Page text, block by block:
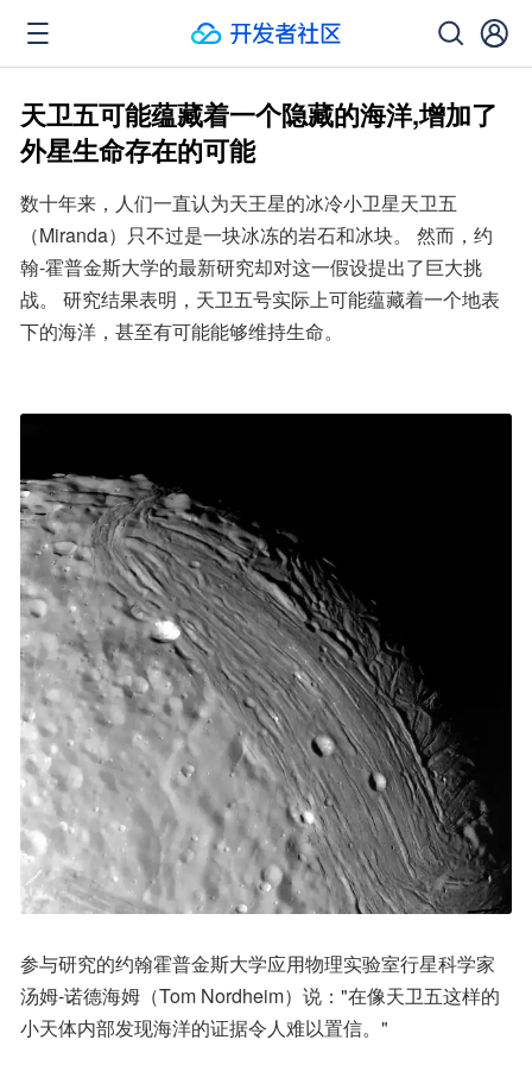
天卫五可能蕴藏着一个隐藏的海洋,增加了
外星生命存在的可能
数十年来，人们一直认为天王星的冰冷小卫星天卫五
（Miranda）只不过是一块冰冻的岩石和冰块。 然而，约
翰-霍普金斯大学的最新研究却对这一假设提出了巨大挑
战。 研究结果表明，天卫五号实际上可能蕴藏着一个地表
下的海洋，甚至有可能能够维持生命。
参与研究的约翰霍普金斯大学应用物理实验室行星科学家
汤姆-诺德海姆（Tom Nordheim）说："在像天卫五这样的
小天体内部发现海洋的证据令人难以置信。"